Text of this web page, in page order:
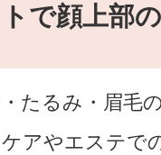
で顔上部
たるみ・眉毛
アやエステで